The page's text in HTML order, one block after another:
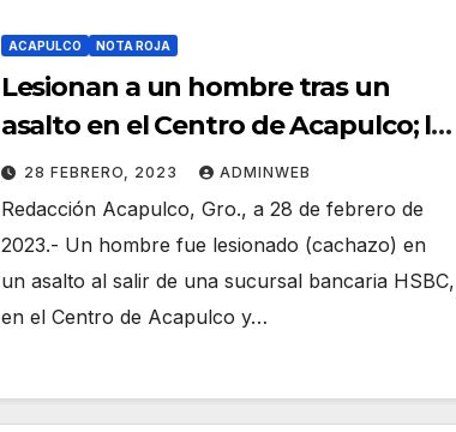
ACAPULCO NOTA ROJA
Lesionan a un hombre tras un
asalto en el Centro de Acapulco; le
quitan 58 mil pesos
28 FEBRERO, 2023 ADMINWEB
Redacción Acapulco, Gro., a 28 de febrero de
2023.- Un hombre fue lesionado (cachazo) en
un asalto al salir de una sucursal bancaria HSBC,
en el Centro de Acapulco y…